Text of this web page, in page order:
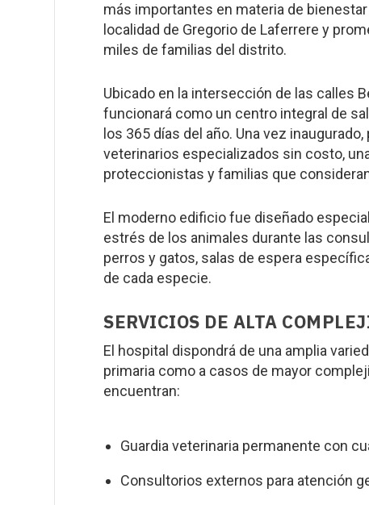
más importantes en materia de
localidad de Gregorio de Laferrere y
miles de familias del distrito.
Ubicado en la intersección de las calles
funcionará como un centro integral de
los 365 días del año. Una vez
veterinarios especializados sin costo,
proteccionistas y familias que
El moderno edificio fue diseñado
estrés de los animales durante las
perros y gatos, salas de espera
de cada especie.
SERVICIOS DE ALTA
El hospital dispondrá de una amplia
primaria como a casos de mayor
encuentran:
Guardia veterinaria permanente con
Consultorios externos para atención